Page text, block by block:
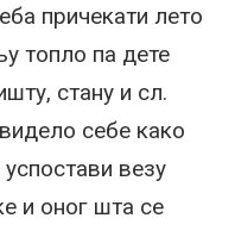
причекати лето
топло па дете
стану и сл.
себе како
везу
и оног шта се